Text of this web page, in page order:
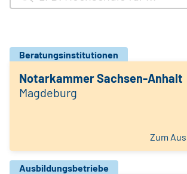
Beratungsinstitutionen
Notarkammer Sachsen-Anhalt
Magdeburg
Zum
Ausbildungsbetriebe